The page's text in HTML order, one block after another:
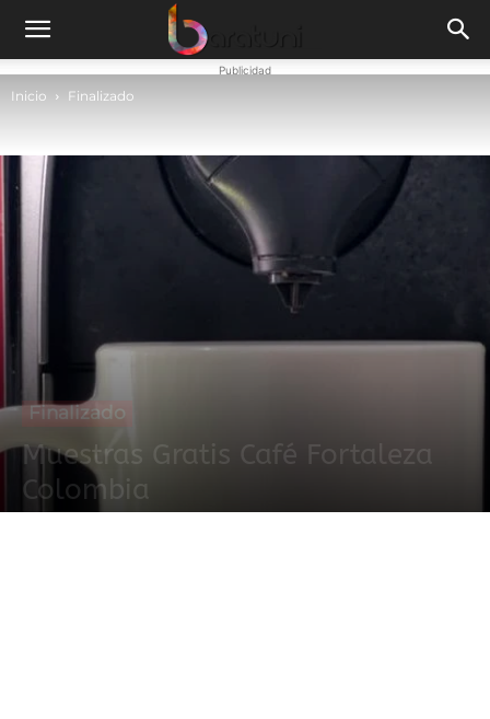
Publicidad
Inicio Finalizado
Finalizado
Muestras Gratis Café Fortaleza
Colombia